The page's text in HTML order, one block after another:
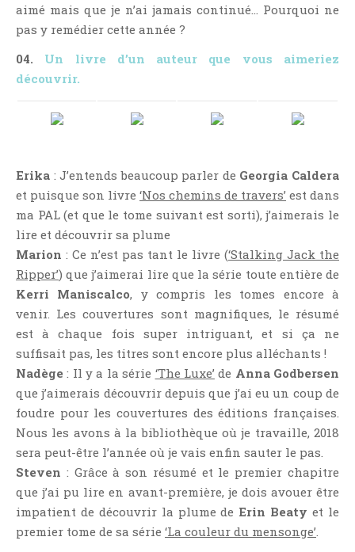
Littérature Française
Littérature Gay
Littérature Lesbienne
Manga
New Adult
Poésie
Point Lecture
Policier Et Suspense
Post Apocalyptique
Rendez-Vous Livresques
Road-Book
Roman D'apprentissage
Roman Noir
Romance
Romance Contemporaine
Sociologie
Surnaturel
Swaps Et Challenges
Tag
aimé mais que je n’ai jamais continué… Pourquoi ne
pas y remédier cette année ?
04. Un livre d’un auteur que vous aimeriez
découvrir.
Erika : J’entends beaucoup parler de Georgia Caldera
et puisque son livre ‘Nos chemins de travers’ est dans
ma PAL (et que le tome suivant est sorti), j’aimerais le
lire et découvrir sa plume
Marion : Ce n’est pas tant le livre (‘Stalking Jack the
Ripper’) que j’aimerai lire que la série toute entière de
Kerri Maniscalco, y compris les tomes encore à
venir. Les couvertures sont magnifiques, le résumé
est à chaque fois super intriguant, et si ça ne
suffisait pas, les titres sont encore plus alléchants !
Nadège : Il y a la série ‘The Luxe’ de Anna Godbersen
que j’aimerais découvrir depuis que j’ai eu un coup de
foudre pour les couvertures des éditions françaises.
Nous les avons à la bibliothèque où je travaille, 2018
sera peut-être l’année où je vais enfin sauter le pas.
Steven : Grâce à son résumé et le premier chapitre
que j’ai pu lire en avant-première, je dois avouer être
impatient de découvrir la plume de Erin Beaty et le
premier tome de sa série ‘La couleur du mensonge’